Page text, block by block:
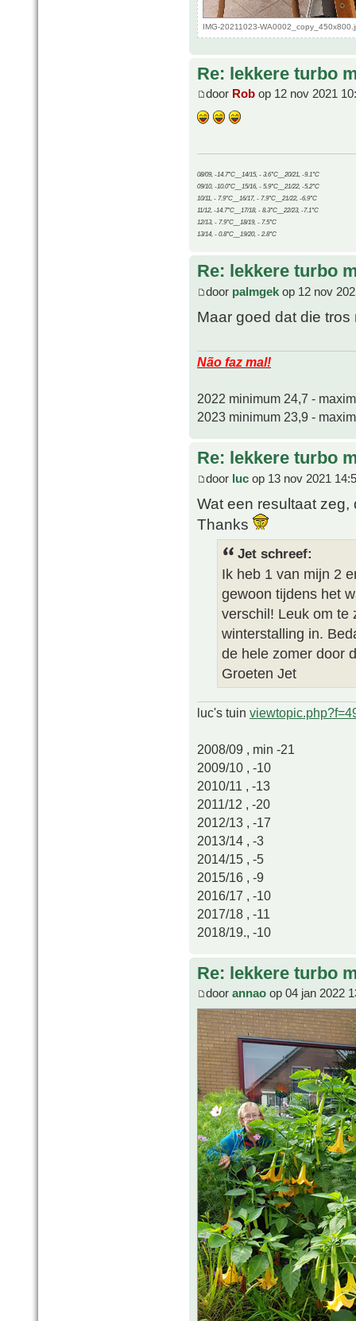
IMG-20211023-
Re: lekkere turbo
door Rob op 12 nov 2021
08/09, -14.7°C__14/15, - 3.6°C__20/21, -9.1°C
09/10, -10.0°C__15/16, - 5.9°C__21/22, -5.2°C
10/11, - 7.9°C__16/17, - 7.9°C__21/22, -6.9°C
11/12, -14.7°C__17/18, - 8.3°C__22/23, -7.1°C
12/13, - 7.9°C__18/19, - 7.5°C
13/14, - 0.8°C__19/20, - 2.8°C
Re: lekkere turbo
door palmgek op 12 nov
Maar goed dat die
Não faz mal!
2022 minimum 24,7 -
2023 minimum 23,9 -
Re: lekkere turbo
door luc op 13 nov 2021
Wat een resultaat
Thanks
Jet schreef:
Ik heb 1 van mijn 2
gewoon tijdens het
verschil! Leuk om te
winterstalling in.
de hele zomer door
Groeten Jet
luc's tuin
2008/09 , min -21
2009/10 , -10
2010/11 , -13
2011/12 , -20
2012/13 , -17
2013/14 , -3
2014/15 , -5
2015/16 , -9
2016/17 , -10
2017/18 , -11
2018/19., -10
Re: lekkere turbo
door annao op 04 jan 2022